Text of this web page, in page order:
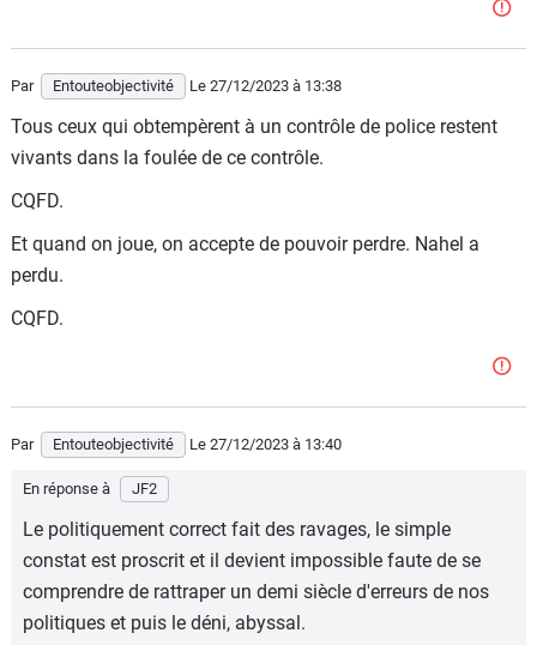
d'obtempérer, de menace sur agents des forces de l'ordre
est neutralisé par un policier à Nanterre alors qu'il tentait
de l'écraser contre un mur avec son véhicule après avoir
refusé un contrôle, pris la fuite et mis en danger à de
nombreuses reprises la vie de passants innocents.. Suite
à cette interpellation et neutralisation d'un danger pour la
société, la France s’embrase avec une série d’émeutes qui
durera plusieurs jours."
Là c'est la vérité.
Par Entouteobjectivité Le 27/12/2023 à 13:38
Tous ceux qui obtempèrent à un contrôle de police restent
vivants dans la foulée de ce contrôle.
CQFD.
Et quand on joue, on accepte de pouvoir perdre. Nahel a
perdu.
CQFD.
Par Entouteobjectivité Le 27/12/2023 à 13:40
En réponse à JF2
Le politiquement correct fait des ravages, le simple
constat est proscrit et il devient impossible faute de se
comprendre de rattraper un demi siècle d'erreurs de nos
politiques et puis le déni, abyssal.